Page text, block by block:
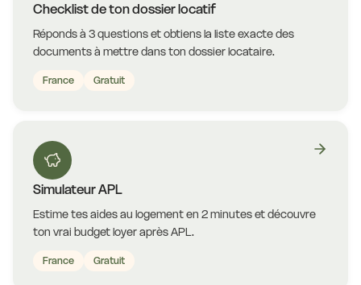
Checklist de ton dossier locatif
Réponds à 3 questions et obtiens la liste exacte des
documents à mettre dans ton dossier locataire.
France Gratuit
Simulateur APL
Estime tes aides au logement en 2 minutes et découvre
ton vrai budget loyer après APL.
France Gratuit